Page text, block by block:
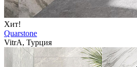
Хит!
Quarstone
VitrA, Турция